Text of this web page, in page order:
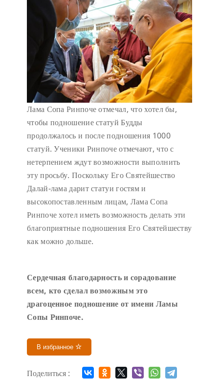
Лама Сопа Ринпоче отмечал, что хотел бы,
чтобы подношение статуй Будды
продолжалось и после подношения 1000
статуй. Ученики Ринпоче отмечают, что с
нетерпением ждут возможности выполнить
эту просьбу. Поскольку Его Святейшество
Далай-лама дарит статуи гостям и
высокопоставленным лицам, Лама Сопа
Ринпоче хотел иметь возможность делать эти
благоприятные подношения Его Святейшеству
как можно дольше.
Сердечная благодарность и сорадование
всем, кто сделал возможным это
драгоценное подношение от имени Ламы
Сопы Ринпоче.
В избранное
Поделиться :